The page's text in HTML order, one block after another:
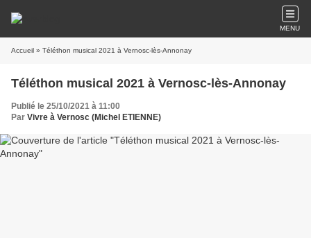
MENU
Accueil » Téléthon musical 2021 à Vernosc-lès-Annonay
Téléthon musical 2021 à Vernosc-lès-Annonay
Publié le 25/10/2021 à 11:00
Par Vivre à Vernosc (Michel ETIENNE)